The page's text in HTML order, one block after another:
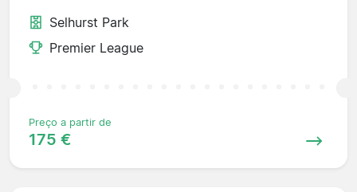
Selhurst Park
Premier League
Preço a partir de
175 €